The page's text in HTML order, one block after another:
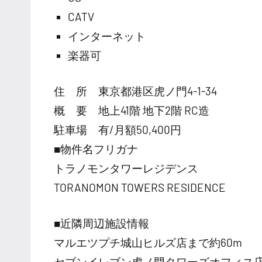
CATV
インターネット
楽器可
住 所 東京都港区虎ノ門4-1-34
概 要 地上41階 地下2階 RC造
駐車場 有/月額50,400円
■物件名フリガナ
トラノモンタワーレジデンス
TORANOMON TOWERS RESIDENCE
■近隣周辺施設情報
マルエツプチ城山ヒルズ店まで約60m